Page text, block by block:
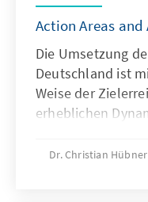
Action Areas
Die Umsetzung
Deutschland ist
Weise der
erheblichen
zurückgreifen
findet die
Dr. Christian Hübner